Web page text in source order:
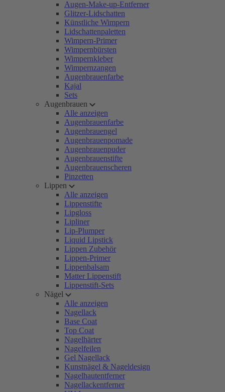
Augen-Make-up-Entferner
Glitzer-Lidschatten
Künstliche Wimpern
Lidschattenpaletten
Wimpern-Primer
Wimpernbürsten
Wimpernkleber
Wimpernzangen
Augenbrauenfarbe
Kajal
Sets
Augenbrauen
Alle anzeigen
Augenbrauenfarbe
Augenbrauengel
Augenbrauenpomade
Augenbrauenpuder
Augenbrauenstifte
Augenbrauenscheren
Pinzetten
Lippen
Alle anzeigen
Lippenstifte
Lipgloss
Lipliner
Lip-Plumper
Liquid Lipstick
Lippen Zubehör
Lippen-Primer
Lippenbalsam
Matter Lippenstift
Lippenstift-Sets
Nägel
Alle anzeigen
Nagellack
Base Coat
Top Coat
Nagelhärter
Nagelfeilen
Gel Nagellack
Kunstnägel & Nageldesign
Nagelhautentferner
Nagellackentferner